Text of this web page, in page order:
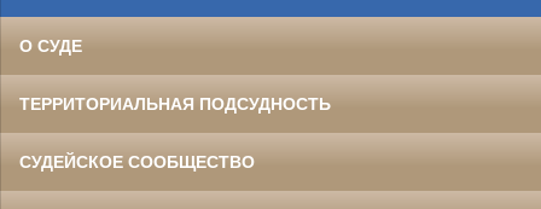
О СУДЕ
ТЕРРИТОРИАЛЬНАЯ ПОДСУДНОСТЬ
СУДЕЙСКОЕ СООБЩЕСТВО